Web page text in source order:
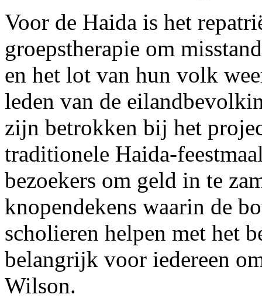
Voor de Haida is het
groepstherapie om
en het lot van hun volk
leden van de
zijn betrokken bij het
traditionele Haida-
bezoekers om geld in te
knopendekens waarin de
scholieren helpen met het
belangrijk voor iedereen
Wilson.